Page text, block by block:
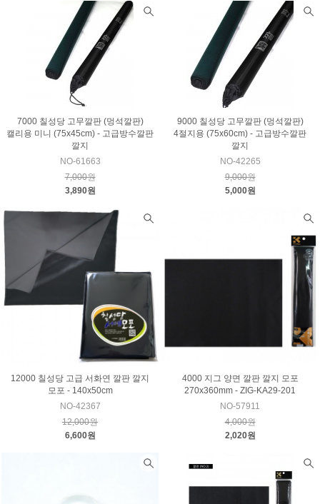
7000 칠성당 고무깔판 (멍석깔판)
캘리용 미니 (75x45cm) - 고급방수깔판
깔지
NO-61663
7,000원
3,890원
9000 칠성당 고무깔판 (멍석깔판)
4절지용 (75x60cm) - 고급방수깔판
깔지
NO-42265
9,000원
5,000원
12000 칠성당 고급 서화연 깔판 깔지
모포 - 140x50cm
NO-42367
12,000원
6,600원
4000 지그 양면 깔판 깔지 모포
270x360mm - ZIG-KA29-201
NO-57911
4,000원
2,020원